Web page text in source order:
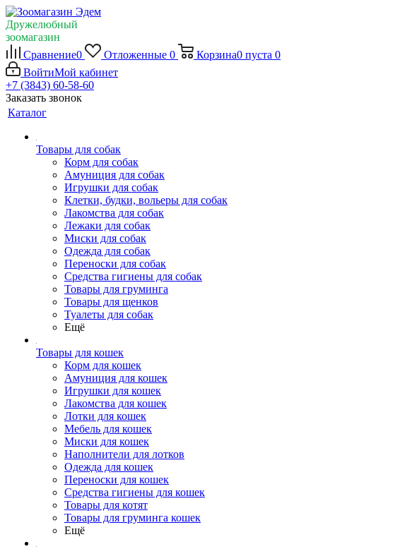
Дружелюбный
зоомагазин
Сравнение0 Отложенные 0 Корзина0 пуста 0
ВойтиМой кабинет
+7 (3843) 60-58-60
Заказать звонок
Каталог
Товары для собак
Корм для собак
Амуниция для собак
Игрушки для собак
Клетки, будки, вольеры для собак
Лакомства для собак
Лежаки для собак
Миски для собак
Одежда для собак
Переноски для собак
Средства гигиены для собак
Товары для груминга
Товары для щенков
Туалеты для собак
Ещё
Товары для кошек
Корм для кошек
Амуниция для кошек
Игрушки для кошек
Лакомства для кошек
Лотки для кошек
Мебель для кошек
Миски для кошек
Наполнители для лотков
Одежда для кошек
Переноски для кошек
Средства гигиены для кошек
Товары для котят
Товары для груминга кошек
Ещё